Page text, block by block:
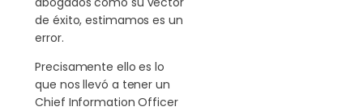
de éxito, estimamos es un
error.
Precisamente ello es lo
que nos llevó a tener un
Chief Information Officer